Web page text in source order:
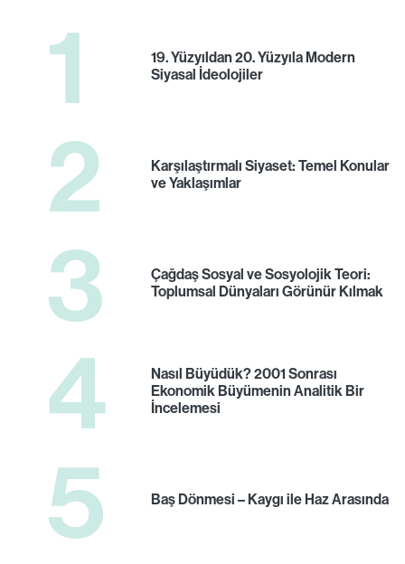
1
19. Yüzyıldan 20. Yüzyıla Modern
Siyasal İdeolojiler
2
Karşılaştırmalı Siyaset: Temel Konular
ve Yaklaşımlar
3
Çağdaş Sosyal ve Sosyolojik Teori:
Toplumsal Dünyaları Görünür Kılmak
4
Nasıl Büyüdük? 2001 Sonrası
Ekonomik Büyümenin Analitik Bir
İncelemesi
5 Baş Dönmesi – Kaygı ile Haz Arasında